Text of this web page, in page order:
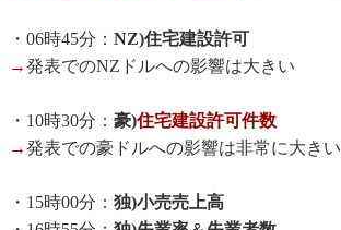
・06時45分： NZ)住宅建設許可
→発表でのNZドルへの影響は大きい
・10時30分： 豪)住宅建設許可件数
→発表での豪ドルへの影響は非常に大きい
・15時00分： 独)小売売上高